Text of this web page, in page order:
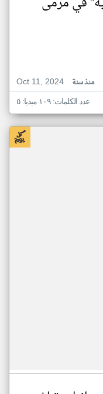
Oct 11, 2024
منذ سنة
عدد الكلمات: ١٠٩ ميديا: ٥